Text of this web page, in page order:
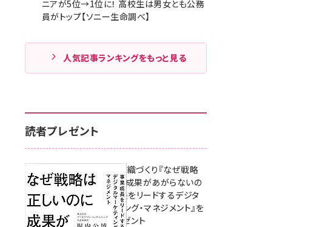
ニアが5位→1位に！ 高校生は男女とも公務
員がトップ【ソニー生命調べ】
人気記事ランキングをもっと見る
読者プレゼント
成果を生む組織づくり『なぜ戦略
は正しいのに成果があがらないの
か？ 事業成長をリードするデジタ
ルマーケティング・マネジメント』を
3名様にプレゼント